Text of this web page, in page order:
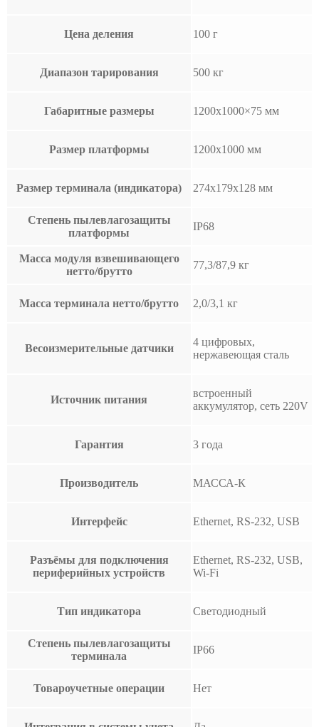
Цена деления 100 г
Диапазон тарирования 500 кг
Габаритные размеры 1200х1000×75 мм
Размер платформы 1200х1000 мм
Размер терминала (индикатора) 274x179x128 мм
Степень пылевлагозащиты
платформы
IP68
Масса модуля взвешивающего
нетто/брутто
77,3/87,9 кг
Масса терминала нетто/брутто 2,0/3,1 кг
Весоизмерительные датчики
4 цифровых,
нержавеющая сталь
Источник питания
встроенный
аккумулятор, сеть 220V
Гарантия 3 года
Производитель МАССА-К
Интерфейс Ethernet, RS-232, USB
Разъёмы для подключения
периферийных устройств
Ethernet, RS-232, USB,
Wi-Fi
Тип индикатора Светодиодный
Степень пылевлагозащиты
терминала
IP66
Товароучетные операции Нет